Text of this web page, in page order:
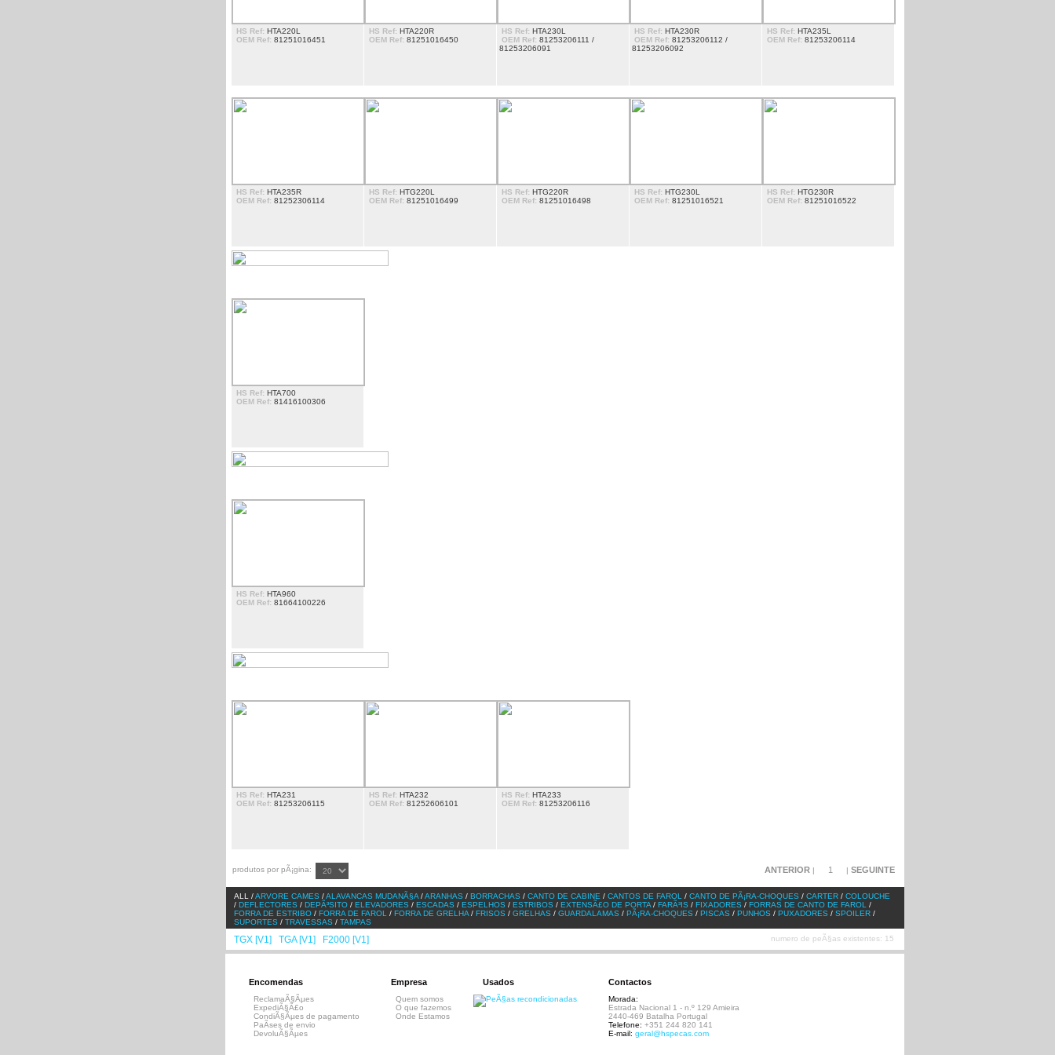
HS Ref: HTA220L
OEM Ref: 81251016451
HS Ref: HTA220R
OEM Ref: 81251016450
HS Ref: HTA230L
OEM Ref: 81253206111 /
81253206091
HS Ref: HTA230R
OEM Ref: 81253206112 /
81253206092
HS Ref: HTA235L
OEM Ref: 81253206114
HS Ref: HTA235R
OEM Ref: 81252306114
HS Ref: HTG220L
OEM Ref: 81251016499
HS Ref: HTG220R
OEM Ref: 81251016498
HS Ref: HTG230L
OEM Ref: 81251016521
HS Ref: HTG230R
OEM Ref: 81251016522
HS Ref: HTA700
OEM Ref: 81416100306
HS Ref: HTA960
OEM Ref: 81664100226
HS Ref: HTA231
OEM Ref: 81253206115
HS Ref: HTA232
OEM Ref: 81252606101
HS Ref: HTA233
OEM Ref: 81253206116
ANTERIOR | 1 | SEGUINTE
produtos por pÃ¡gina:
ALL /ARVORE CAMES /ALAVANCAS MUDANÃ§A /ARANHAS / BORRACHAS / CANTO DE CABINE / CANTOS DE FAROL / CANTO DE PÃ¡RA-CHOQUES / CARTER / COLOUCHE
/ DEFLECTORES / DEPÃ³SITO / ELEVADORES / ESCADAS / ESPELHOS / ESTRIBOS / EXTENSÃ£O DE PORTA / FARÃ³IS / FIXADORES / FORRAS DE CANTO DE FAROL
/
FORRA DE ESTRIBO / FORRA DE FAROL / FORRA DE GRELHA / FRISOS / GRELHAS / GUARDALAMAS / PÃ¡RA-CHOQUES / PISCAS / PUNHOS / PUXADORES / SPOILER /
SUPORTES / TRAVESSAS / TAMPAS
numero de peÃ§as existentes: 15
TGX [V1] TGA [V1] F2000 [V1]
Encomendas
ReclamaÃ§Ãµes
ExpediÃ§Ã£o
CondiÃ§Ãµes de pagamento
PaÃ­ses de envio
DevoluÃ§Ãµes
Empresa
Quem somos
O que fazemos
Onde Estamos
Usados Contactos
Morada:
Estrada Nacional 1 - n.º 129 Amieira
2440-469 Batalha Portugal
Telefone: +351 244 820 141
E-mail: geral@hspecas.com